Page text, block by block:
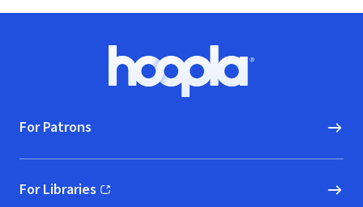
Hoopla logo, Go to homepage
For Patrons
For Libraries
(opens in new window)